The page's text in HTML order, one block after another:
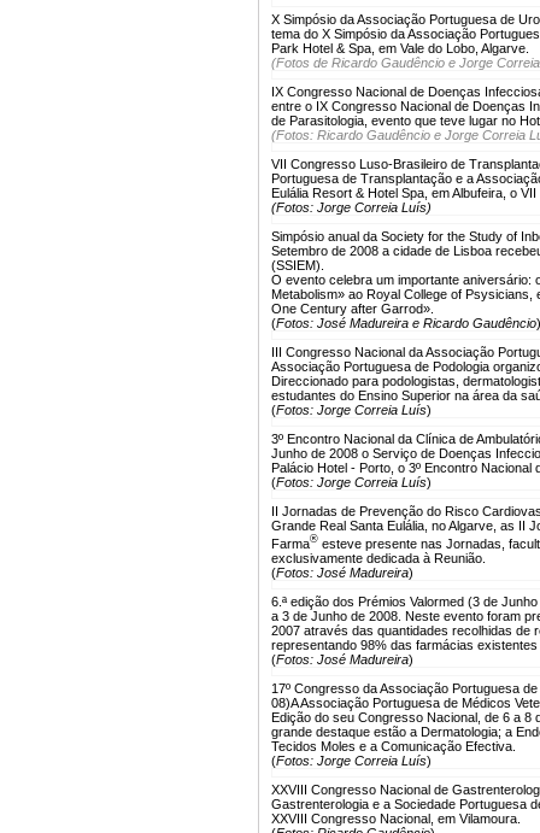
X Simpósio da Associação Portuguesa de
tema do X Simpósio da Associação
Park Hotel & Spa, em Vale do Lobo, Algarve.
(Fotos de Ricardo Gaudêncio e Jorge
IX Congresso Nacional de Doenças
entre o IX Congresso Nacional de Doenças
de Parasitologia, evento que teve lugar no
(Fotos: Ricardo Gaudêncio e Jorge Correia
VII Congresso Luso-Brasileiro de
Portuguesa de Transplantação e a
Eulália Resort & Hotel Spa, em Albufeira, o
(Fotos: Jorge Correia Luís)
Simpósio anual da Society for the Study of
Setembro de 2008 a cidade de Lisboa
(SSIEM).
O evento celebra um importante aniversário:
Metabolism» ao Royal College of
One Century after Garrod».
(Fotos: José Madureira e Ricardo Gaudêncio)
III Congresso Nacional da Associação
Associação Portuguesa de Podologia
Direccionado para podologistas,
estudantes do Ensino Superior na área da
(Fotos: Jorge Correia Luís)
3º Encontro Nacional da Clínica de
Junho de 2008 o Serviço de Doenças
Palácio Hotel - Porto, o 3º Encontro
(Fotos: Jorge Correia Luís)
II Jornadas de Prevenção do Risco
Grande Real Santa Eulália, no Algarve, as II
Farma® esteve presente nas Jornadas,
exclusivamente dedicada à Reunião.
(Fotos: José Madureira)
6.ª edição dos Prémios Valormed (3 de
a 3 de Junho de 2008. Neste evento foram
2007 através das quantidades recolhidas de
representando 98% das farmácias
(Fotos: José Madureira)
17º Congresso da Associação Portuguesa
08)A Associação Portuguesa de Médicos
Edição do seu Congresso Nacional, de 6 a
grande destaque estão a Dermatologia; a
Tecidos Moles e a Comunicação Efectiva.
(Fotos: Jorge Correia Luís)
XXVIII Congresso Nacional de
Gastrenterologia e a Sociedade Portuguesa
XXVIII Congresso Nacional, em Vilamoura.